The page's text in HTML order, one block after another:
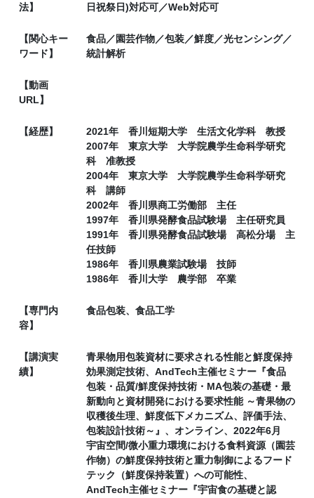
法】
日祝祭日)対応可／Web対応可
【関心キー
ワード】
食品／園芸作物／包装／鮮度／光センシング／
統計解析
【動画
URL】
【経歴】
2021年 香川短期大学 生活文化学科 教授
2007年 東京大学 大学院農学生命科学研究
科 准教授
2004年 東京大学 大学院農学生命科学研究
科 講師
2002年 香川県商工労働部 主任
1997年 香川県発酵食品試験場 主任研究員
1991年 香川県発酵食品試験場 高松分場 主
任技師
1986年 香川県農業試験場 技師
1986年 香川大学 農学部 卒業
【専門内
容】
食品包装、食品工学
【講演実
績】
青果物用包装資材に要求される性能と鮮度保持
効果測定技術、AndTech主催セミナー『食品
包装・品質/鮮度保持技術・MA包装の基礎・最
新動向と資材開発における要求性能 ～青果物の
収穫後生理、鮮度低下メカニズム、評価手法、
包装設計技術～』、オンライン、2022年6月
宇宙空間/微小重力環境における食料資源（園芸
作物）の鮮度保持技術と重力制御によるフード
テック（鮮度保持装置）への可能性、
AndTech主催セミナー『宇宙食の基礎と認